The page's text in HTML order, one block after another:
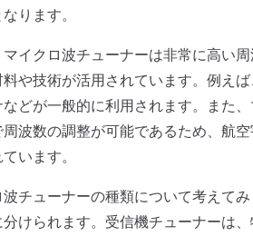
ります。
イクロ波チューナーは非常に高い
や技術が活用されています。例え
どが一般的に利用されます。また
周波数の調整が可能であるため、航
います。
チューナーの種類について考えて
けられます。受信機チューナーは